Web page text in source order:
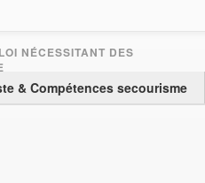
& Compétences secourisme